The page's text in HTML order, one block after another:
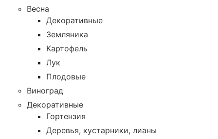
Весна
Декоративные
Земляника
Картофель
Лук
Плодовые
Виноград
Декоративные
Гортензия
Деревья, кустарники, лианы